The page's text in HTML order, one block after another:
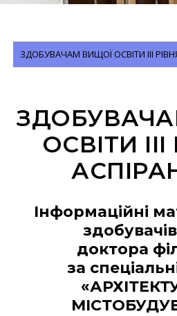
ЗДОБУВАЧАМ ВИЩОЇ ОСВІТИ ІІІ
ОСВІТИ
Інформаційні
доктора
за